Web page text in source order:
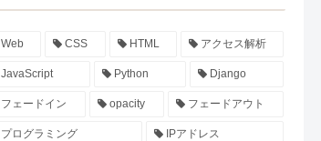
Web CSS HTML アクセス解析
JavaScript Python Django
フェードイン opacity フェードアウト
プログラミング IPアドレス